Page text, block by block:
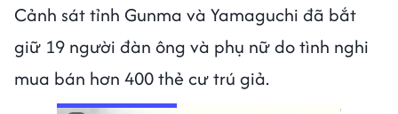
Cảnh sát tỉnh Gunma và Yamaguchi đã bắt
giữ 19 người đàn ông và phụ nữ do tình nghi
mua bán hơn 400 thẻ cư trú giả.